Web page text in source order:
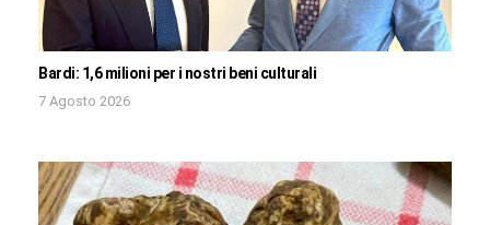
Bardi: 1,6 milioni per i nostri beni culturali
7 Agosto 2026